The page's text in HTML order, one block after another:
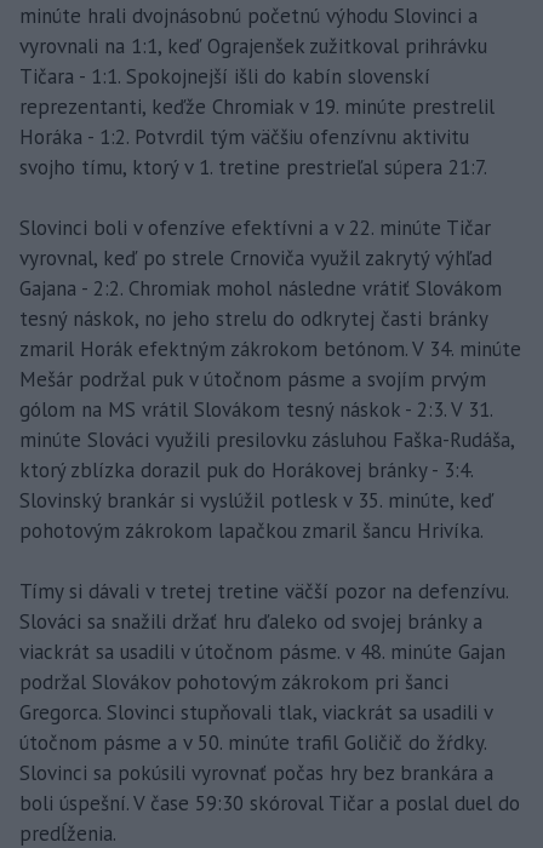
minúte hrali dvojnásobnú početnú výhodu Slovinci a
vyrovnali na 1:1, keď Ograjenšek zužitkoval prihrávku
Tičara - 1:1. Spokojnejší išli do kabín slovenskí
reprezentanti, keďže Chromiak v 19. minúte prestrelil
Horáka - 1:2. Potvrdil tým väčšiu ofenzívnu aktivitu
svojho tímu, ktorý v 1. tretine prestrieľal súpera 21:7.
Slovinci boli v ofenzíve efektívni a v 22. minúte Tičar
vyrovnal, keď po strele Crnoviča využil zakrytý výhľad
Gajana - 2:2. Chromiak mohol následne vrátiť Slovákom
tesný náskok, no jeho strelu do odkrytej časti bránky
zmaril Horák efektným zákrokom betónom. V 34. minúte
Mešár podržal puk v útočnom pásme a svojím prvým
gólom na MS vrátil Slovákom tesný náskok - 2:3. V 31.
minúte Slováci využili presilovku zásluhou Faška-Rudáša,
ktorý zblízka dorazil puk do Horákovej bránky - 3:4.
Slovinský brankár si vyslúžil potlesk v 35. minúte, keď
pohotovým zákrokom lapačkou zmaril šancu Hrivíka.
Tímy si dávali v tretej tretine väčší pozor na defenzívu.
Slováci sa snažili držať hru ďaleko od svojej bránky a
viackrát sa usadili v útočnom pásme. v 48. minúte Gajan
podržal Slovákov pohotovým zákrokom pri šanci
Gregorca. Slovinci stupňovali tlak, viackrát sa usadili v
útočnom pásme a v 50. minúte trafil Goličič do žŕdky.
Slovinci sa pokúsili vyrovnať počas hry bez brankára a
boli úspešní. V čase 59:30 skóroval Tičar a poslal duel do
predĺženia.